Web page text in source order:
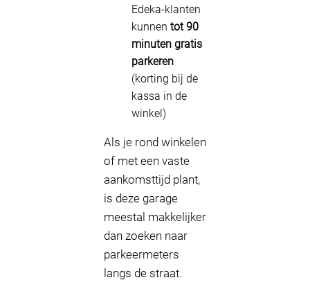
Edeka-klanten
kunnen tot 90
minuten gratis
parkeren
(korting bij de
kassa in de
winkel)
Als je rond winkelen
of met een vaste
aankomsttijd plant,
is deze garage
meestal makkelijker
dan zoeken naar
parkeermeters
langs de straat.